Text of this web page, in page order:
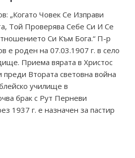
„Когато Човек Се Изправи
Той Проверява Себе Си И Се
Си Към Бога.“ П-р
е роден на 07.03.1907 г. в село
Приема вярата в Христос
Втората световна война
училище в
брак с Рут Перневи
1937 г. е назначен за пастир